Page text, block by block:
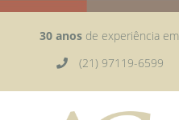
30 anos de experiência em
(21) 97119-6599